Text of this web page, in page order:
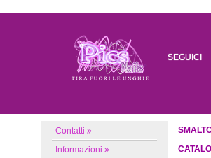
SEGUICI
Contatti
Informazioni